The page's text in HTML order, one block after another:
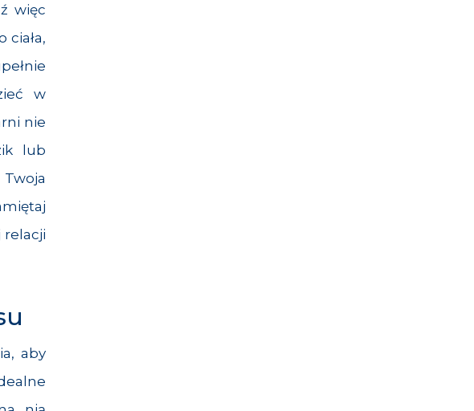
więc
ciała,
w
nie
lub
relacji
aby